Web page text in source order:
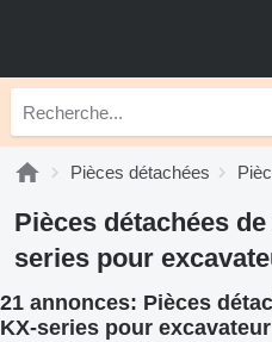
Pièces détachées
Pièces détachées
series pour
21 annonces: Pièces
KX-series pour excavateur